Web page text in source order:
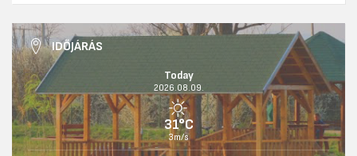
IDŐJÁRÁS
Today
2026.08.09.
31°C
3m/s